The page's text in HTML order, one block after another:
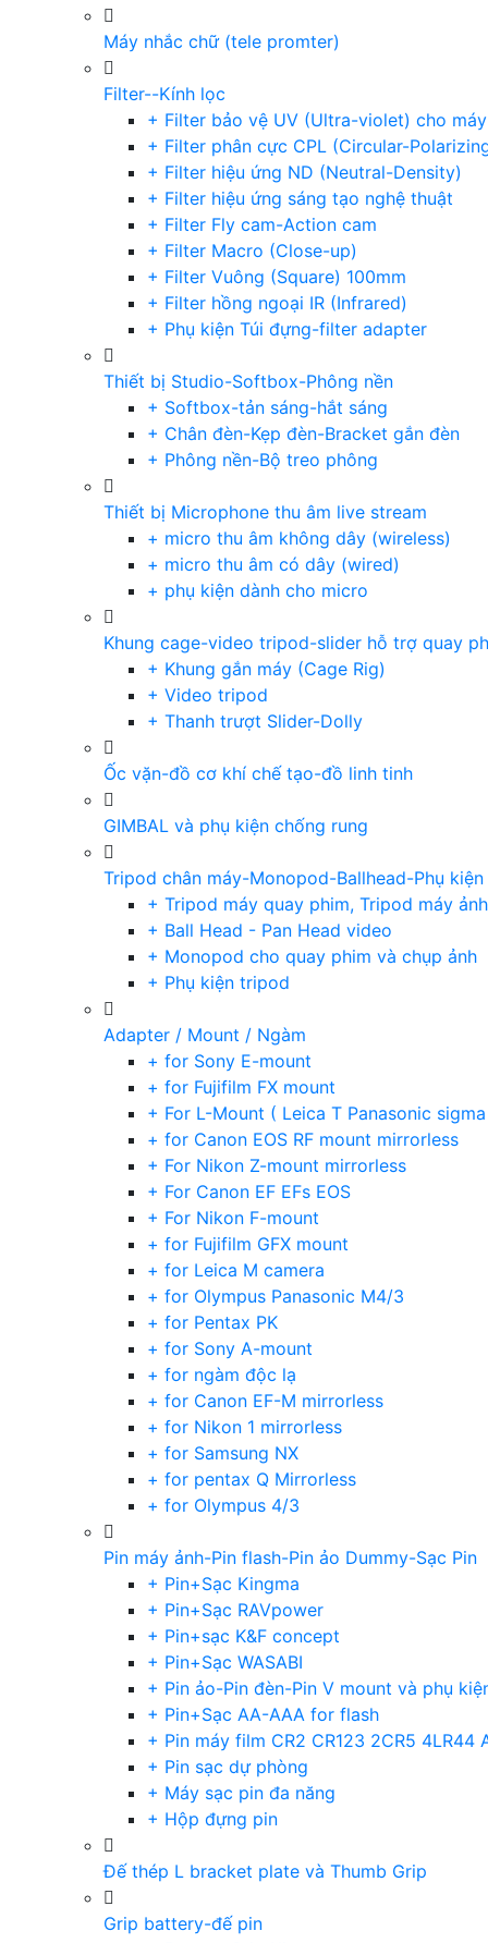
Máy nhắc chữ (tele promter)
Filter--Kính lọc
+ Filter bảo vệ UV (Ultra-violet) cho
+ Filter phân cực CPL (Circular-
+ Filter hiệu ứng ND (Neutral-Density)
+ Filter hiệu ứng sáng tạo nghệ thuật
+ Filter Fly cam-Action cam
+ Filter Macro (Close-up)
+ Filter Vuông (Square) 100mm
+ Filter hồng ngoại IR (Infrared)
+ Phụ kiện Túi đựng-filter adapter
Thiết bị Studio-Softbox-Phông nền
+ Softbox-tản sáng-hắt sáng
+ Chân đèn-Kẹp đèn-Bracket gắn đèn
+ Phông nền-Bộ treo phông
Thiết bị Microphone thu âm live stream
+ micro thu âm không dây (wireless)
+ micro thu âm có dây (wired)
+ phụ kiện dành cho micro
Khung cage-video tripod-slider hỗ trợ quay
+ Khung gắn máy (Cage Rig)
+ Video tripod
+ Thanh trượt Slider-Dolly
Ốc vặn-đồ cơ khí chế tạo-đồ linh tinh
GIMBAL và phụ kiện chống rung
Tripod chân máy-Monopod-Ballhead-Phụ kiện
+ Tripod máy quay phim, Tripod máy
+ Ball Head - Pan Head video
+ Monopod cho quay phim và chụp ảnh
+ Phụ kiện tripod
Adapter / Mount / Ngàm
+ for Sony E-mount
+ for Fujifilm FX mount
+ For L-Mount ( Leica T Panasonic
+ for Canon EOS RF mount mirrorless
+ For Nikon Z-mount mirrorless
+ For Canon EF EFs EOS
+ For Nikon F-mount
+ for Fujifilm GFX mount
+ for Leica M camera
+ for Olympus Panasonic M4/3
+ for Pentax PK
+ for Sony A-mount
+ for ngàm độc lạ
+ for Canon EF-M mirrorless
+ for Nikon 1 mirrorless
+ for Samsung NX
+ for pentax Q Mirrorless
+ for Olympus 4/3
Pin máy ảnh-Pin flash-Pin ảo Dummy-Sạc Pin
+ Pin+Sạc Kingma
+ Pin+Sạc RAVpower
+ Pin+sạc K&F concept
+ Pin+Sạc WASABI
+ Pin ảo-Pin đèn-Pin V mount và phụ
+ Pin+Sạc AA-AAA for flash
+ Pin máy film CR2 CR123 2CR5 4LR44
+ Pin sạc dự phòng
+ Máy sạc pin đa năng
+ Hộp đựng pin
Đế thép L bracket plate và Thumb Grip
Grip battery-đế pin